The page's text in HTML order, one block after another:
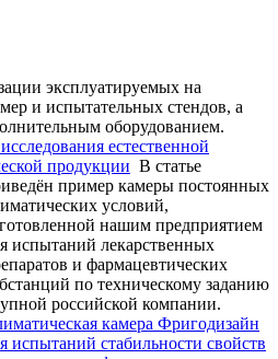
эксплуатируемых на
и испытательных стендов, а
оборудованием.
естественной
продукции В статье
пример камеры постоянных
условий,
нашим предприятием
испытаний лекарственных
и фармацевтических
по техническому заданию
российской компании.
камера Фригодизайн
испытаний стабильности свойств